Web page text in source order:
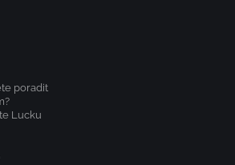
poradit
Lucku